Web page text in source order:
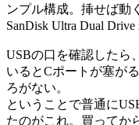
ンプル構成。挿せば動
SanDisk Ultra Dual
USBの口を確認したら
いるとCポートが塞が
ろがない。
ということで普通に
たのがこれ。買ってか